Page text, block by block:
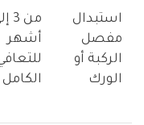
استبدال
مفصل
الركبة أو
الورك
أشهر
الكامل